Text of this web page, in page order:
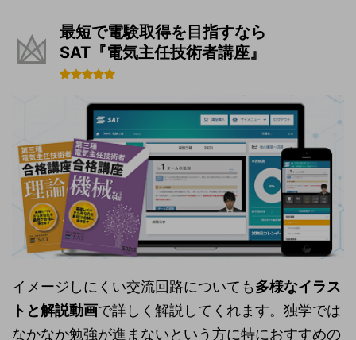
最短で電験取得を目指すなら
SAT『電気主任技術者講座』
イメージしにくい交流回路についても多様なイラス
トと解説動画で詳しく解説してくれます。独学では
なかなか勉強が進まないという方に特におすすめの